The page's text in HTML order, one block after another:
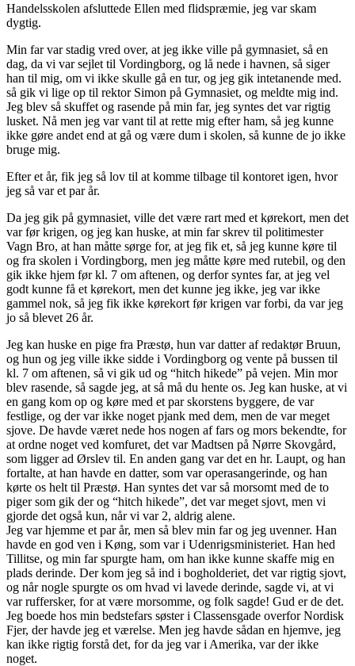
Handelsskolen afsluttede Ellen med flidspræmie, jeg var skam
dygtig.
Min far var stadig vred over, at jeg ikke ville på gymnasiet, så en
dag, da vi var sejlet til Vordingborg, og lå nede i havnen, så siger
han til mig, om vi ikke skulle gå en tur, og jeg gik intetanende med.
så gik vi lige op til rektor Simon på Gymnasiet, og meldte mig ind.
Jeg blev så skuffet og rasende på min far, jeg syntes det var rigtig
lusket. Nå men jeg var vant til at rette mig efter ham, så jeg kunne
ikke gøre andet end at gå og være dum i skolen, så kunne de jo ikke
bruge mig.
Efter et år, fik jeg så lov til at komme tilbage til kontoret igen, hvor
jeg så var et par år.
Da jeg gik på gymnasiet, ville det være rart med et kørekort, men det
var før krigen, og jeg kan huske, at min far skrev til politimester
Vagn Bro, at han måtte sørge for, at jeg fik et, så jeg kunne køre til
og fra skolen i Vordingborg, men jeg måtte køre med rutebil, og den
gik ikke hjem før kl. 7 om aftenen, og derfor syntes far, at jeg vel
godt kunne få et kørekort, men det kunne jeg ikke, jeg var ikke
gammel nok, så jeg fik ikke kørekort før krigen var forbi, da var jeg
jo så blevet 26 år.
Jeg kan huske en pige fra Præstø, hun var datter af redaktør Bruun,
og hun og jeg ville ikke sidde i Vordingborg og vente på bussen til
kl. 7 om aftenen, så vi gik ud og “hitch hikede” på vejen. Min mor
blev rasende, så sagde jeg, at så må du hente os. Jeg kan huske, at vi
en gang kom op og køre med et par skorstens byggere, de var
festlige, og der var ikke noget pjank med dem, men de var meget
sjove. De havde været nede hos nogen af fars og mors bekendte, for
at ordne noget ved komfuret, det var Madtsen på Nørre Skovgård,
som ligger ad Ørslev til. En anden gang var det en hr. Laupt, og han
fortalte, at han havde en datter, som var operasangerinde, og han
kørte os helt til Præstø. Han syntes det var så morsomt med de to
piger som gik der og “hitch hikede”, det var meget sjovt, men vi
gjorde det også kun, når vi var 2, aldrig alene.
Jeg var hjemme et par år, men så blev min far og jeg uvenner. Han
havde en god ven i Køng, som var i Udenrigsministeriet. Han hed
Tillitse, og min far spurgte ham, om han ikke kunne skaffe mig en
plads derinde. Der kom jeg så ind i bogholderiet, det var rigtig sjovt,
og når nogle spurgte os om hvad vi lavede derinde, sagde vi, at vi
var ruffersker, for at være morsomme, og folk sagde! Gud er de det.
Jeg boede hos min bedstefars søster i Classensgade overfor Nordisk
Fjer, der havde jeg et værelse. Men jeg havde sådan en hjemve, jeg
kan ikke rigtig forstå det, for da jeg var i Amerika, var der ikke
noget.